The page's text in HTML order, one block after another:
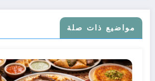
مواضيع ذات صلة